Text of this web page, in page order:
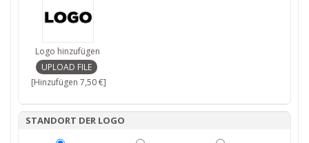
Logo hinzufügen
[Hinzufügen 7,50 €]
STANDORT DER LOGO